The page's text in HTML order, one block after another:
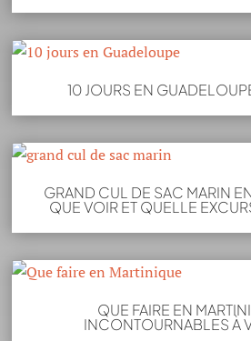
10 JOURS EN
GRAND CUL DE SAC MARIN
QUE VOIR ET QUELLE
QUE FAIRE EN
INCONTOURNABLES À